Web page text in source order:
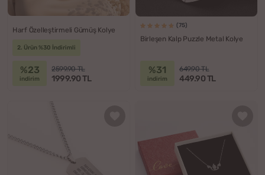
Harf Özelleştirmeli Gümüş Kolye
2. Ürün %30 İndirimli
%23
indirim
2599.90 TL
1999.90 TL
(75)
Birleşen Kalp Puzzle Metal Kolye
%31
indirim
649.90 TL
449.90 TL